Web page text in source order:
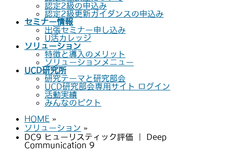
認定2級の申込み
認定2級更新ガイダンスの申込み
セミナー情報
出張セミナー申し込み
U活カレッジ
ソリューション
特徴と導入のメリット
ソリューションメニュー
UCD研究所
研究テーマと研究部会
UCD研究部会専用サイト ログイン
活動実績
みんなのピクト
HOME »
ソリューション »
DC9 ヒューリスティック評価 ｜ Deep
Communication 9